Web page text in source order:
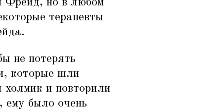
Фрейд, но в любом
терапевты
не потерять
которые шли
холмик и повторили
, ему было очень